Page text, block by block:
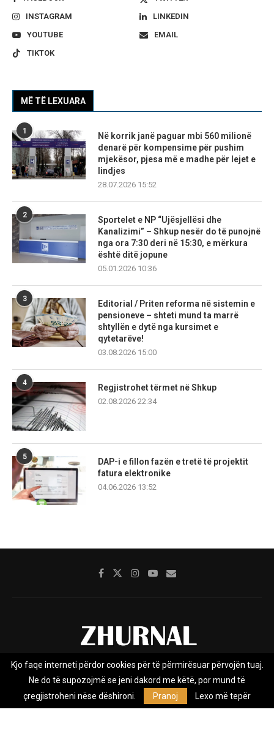
INSTAGRAM
LINKEDIN
YOUTUBE
EMAIL
TIKTOK
MË TË LEXUARA
1
Në korrik janë paguar mbi 560 milionë
denarë për kompensime për pushim
mjekësor, pjesa më e madhe për lejet e
lindjes
28.07.2026 15:52
2
Sportelet e NP “Ujësjellësi dhe
Kanalizimi” – Shkup nesër do të punojnë
nga ora 7:30 deri në 15:30, e mërkura
është ditë jopune
05.01.2026 10:36
3
Editorial / Priten reforma në sistemin e
pensioneve – shteti mund ta marrë
shtyllën e dytë nga kursimet e
qytetarëve!
03.08.2026 15:00
4
Regjistrohet tërmet në Shkup
02.08.2026 22:34
5
DAP-i e fillon fazën e tretë të projektit
fatura elektronike
04.06.2026 13:52
Rreth nesh Impresumi Marketing
Privacy Policy
Zhurnal.mk është Agjenci e Lajmeve e pavarur, e themeluar në vitin
Kjo faqe interneti përdor cookies për të përmirësuar përvojën tuaj.
Ne do të supozojmë se jeni dakord me këtë, por mund të
çregjistroheni nëse dëshironi.
Pranoj Lexo më tepër